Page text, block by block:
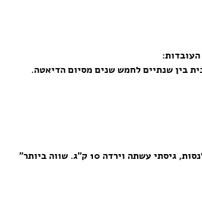
10 ק”ג. שווה ביותר”